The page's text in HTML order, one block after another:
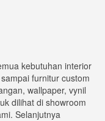
kebutuhan interior
furnitur custom
wallpaper, vynil
dilihat di showroom
Selanjutnya